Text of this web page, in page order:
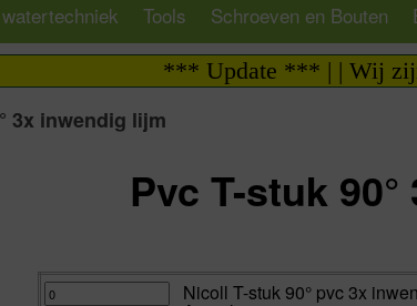
Tools Schroeven en Bouten
*** Update *** | | Wij zijn
3x inwendig lijm
Pvc T-stuk
Nicoll
T- Nicoll T-stuk 90° pvc 3x